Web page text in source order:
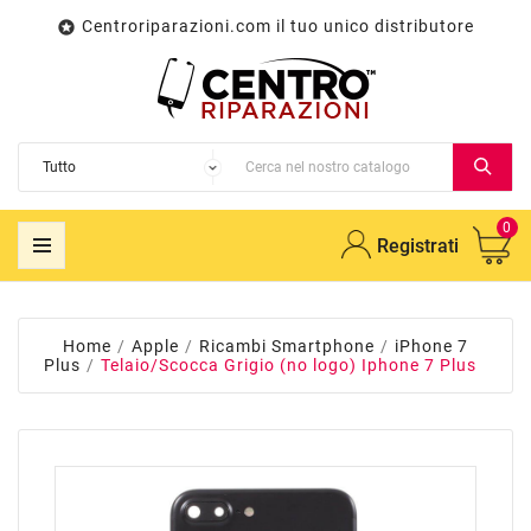
 Centroriparazioni.com il tuo unico distributore
Registrati
0
Home Apple Ricambi Smartphone
iPhone 7
Plus
Telaio/Scocca Grigio (no logo) Iphone 7 Plus